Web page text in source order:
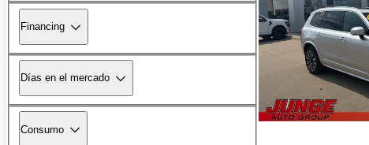
Financing
Días en el mercado
Consumo